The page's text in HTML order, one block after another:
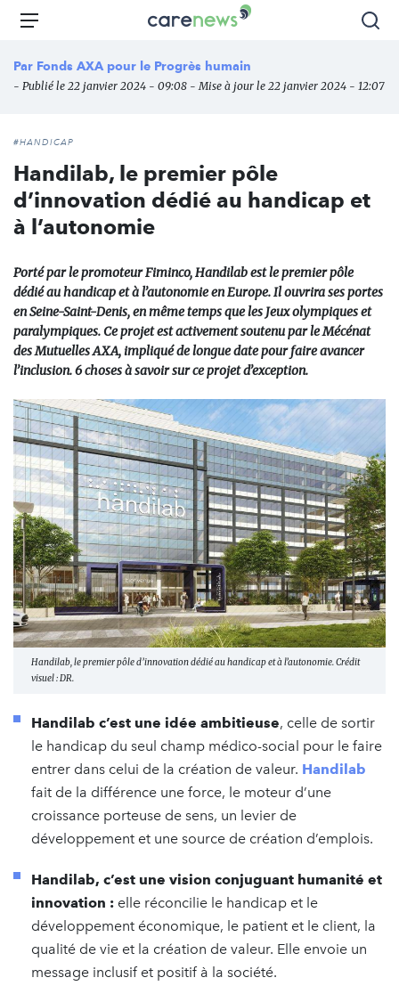
Aller
principal
Carenews,
média
des
Menu
Par Fonds AXA pour le Progrès humain
- Publié le 22 janvier 2024 - 09:08 - Mise à jour le 22 janvier 2024 - 12:07
#HANDICAP
Handilab, le premier pôle
d’innovation dédié au handicap et
à l’autonomie
Porté par le promoteur Fiminco, Handilab est le premier pôle
dédié au handicap et à l’autonomie en Europe. Il ouvrira ses portes
en Seine-Saint-Denis, en même temps que les Jeux olympiques et
paralympiques. Ce projet est activement soutenu par le Mécénat
des Mutuelles AXA, impliqué de longue date pour faire avancer
l’inclusion. 6 choses à savoir sur ce projet d’exception.
Handilab, le premier pôle d’innovation dédié au handicap et à l’autonomie. Crédit
visuel : DR.
Handilab c’est une idée ambitieuse, celle de sortir
le handicap du seul champ médico-social pour le faire
entrer dans celui de la création de valeur. Handilab
fait de la différence une force, le moteur d’une
croissance porteuse de sens, un levier de
développement et une source de création d’emplois.
Handilab, c’est une vision conjuguant humanité et
innovation : elle réconcilie le handicap et le
développement économique, le patient et le client, la
qualité de vie et la création de valeur. Elle envoie un
message inclusif et positif à la société.